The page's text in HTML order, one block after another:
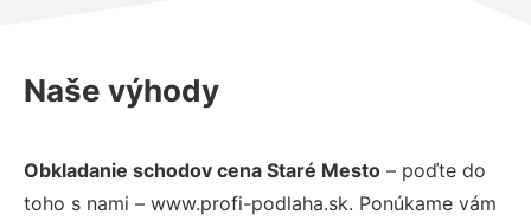
Naše výhody
Obkladanie schodov cena Staré Mesto – poďte do
toho s nami – www.profi-podlaha.sk. Ponúkame vám